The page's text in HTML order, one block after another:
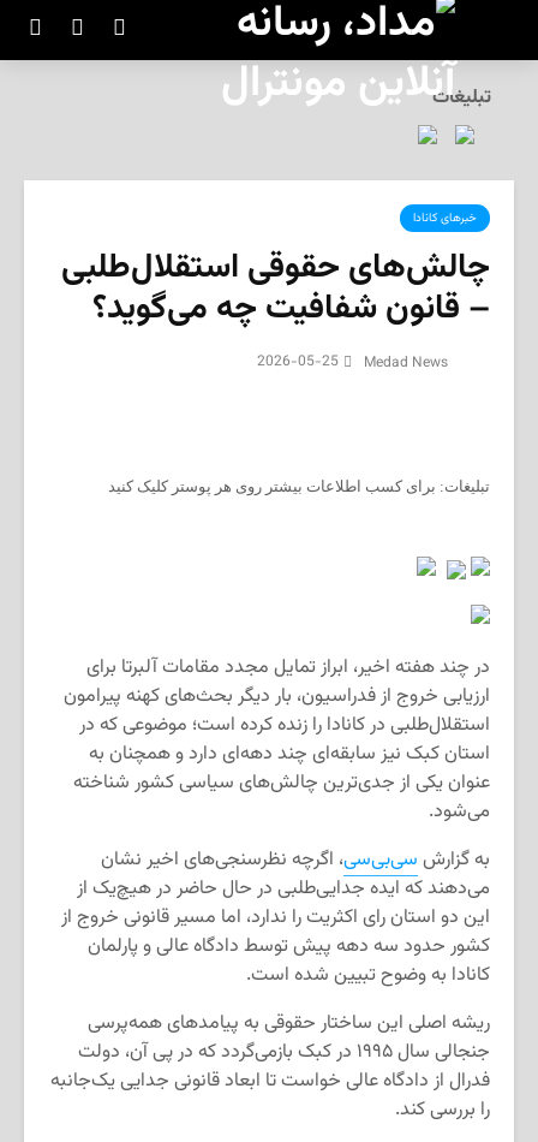
تبلیغات
خبرهای کانادا
چالش‌های حقوقی استقلال‌طلبی
– قانون شفافیت چه می‌گوید؟
2026-05-25
تبلیغات: برای کسب اطلاعات بیشتر روی هر پوستر کلیک کنید
در چند هفته اخیر، ابراز تمایل مجدد مقامات آلبرتا برای
ارزیابی خروج از فدراسیون، بار دیگر بحث‌های کهنه پیرامون
استقلال‌طلبی در کانادا را زنده کرده است؛ موضوعی که در
استان کبک نیز سابقه‌ای چند دهه‌ای دارد و همچنان به
عنوان یکی از جدی‌ترین چالش‌های سیاسی کشور شناخته
می‌شود.
به گزارش سی‌بی‌سی، اگرچه نظرسنجی‌های اخیر نشان
می‌دهند که ایده جدایی‌طلبی در حال حاضر در هیچ‌یک از
این دو استان رای اکثریت را ندارد، اما مسیر قانونی خروج از
کشور حدود سه دهه پیش توسط دادگاه عالی و پارلمان
کانادا به وضوح تبیین شده است.
ریشه اصلی این ساختار حقوقی به پیامدهای همه‌پرسی
جنجالی سال ۱۹۹۵ در کبک بازمی‌گردد که در پی آن، دولت
فدرال از دادگاه عالی خواست تا ابعاد قانونی جدایی یک‌جانبه
را بررسی کند.